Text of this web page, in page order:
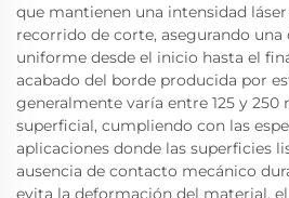
que mantienen una intensidad
recorrido de corte, asegurando una
uniforme desde el inicio hasta el
acabado del borde producida por
generalmente varía entre 125 y
superficial, cumpliendo con las
aplicaciones donde las superficies
ausencia de contacto mecánico
evita la deformación del material,